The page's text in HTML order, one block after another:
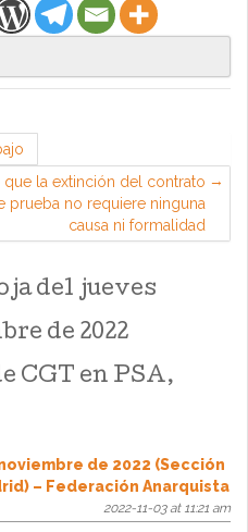
que la extinción del contrato
no requiere ninguna
causa ni formalidad
del jueves
de 2022
CGT en PSA,
de 2022 (Sección
– Federación Anarquista
2022-11-03 at 11:21 am